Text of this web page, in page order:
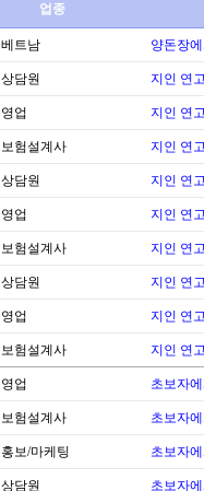
업종
베트남 양돈장
상담원 지인 연
영업 지인 연
보험설계사 지인 연
상담원 지인 연
영업 지인 연
보험설계사 지인 연
상담원 지인 연
영업 지인 연
보험설계사 지인 연
영업 초보자
보험설계사 초보자
홍보/마케팅 초보자
상담원 초보자